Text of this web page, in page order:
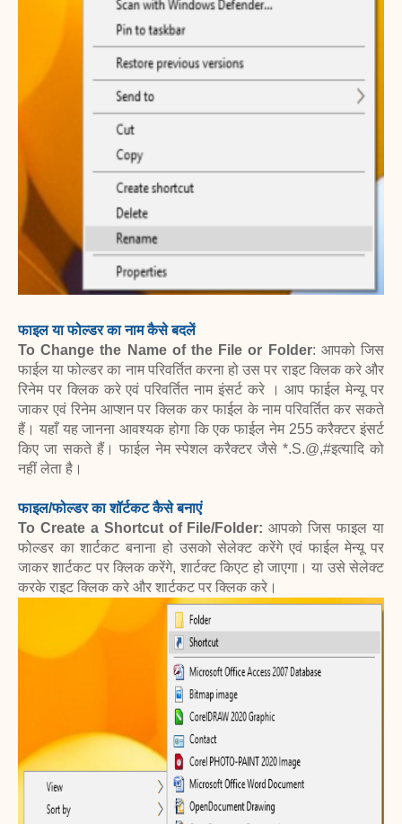
फाइल या फोल्डर का नाम कैसे बदलें
To Change the Name of the File or Folder: आपको जिस
फाईल या फोल्डर का नाम परिवर्तित करना हो उस पर राइट क्लिक करे और
रिनेम पर क्लिक करे एवं परिवर्तित नाम इंसर्ट करे । आप फाईल मेन्यू पर
जाकर एवं रिनेम आप्शन पर क्लिक कर फाईल के नाम परिवर्तित कर सकते
हैं। यहाँ यह जानना आवश्यक होगा कि एक फाईल नेम 255 करैक्टर इंसर्ट
किए जा सकते हैं। फाईल नेम स्पेशल करैक्टर जैसे *.S.@,#इत्यादि को
नहीं लेता है।
फाइल/फोल्डर का शॉर्टकट कैसे बनाएं
To Create a Shortcut of File/Folder: आपको जिस फाइल या
फोल्डर का शार्टकट बनाना हो उसको सेलेक्ट करेंगे एवं फाईल मेन्यू पर
जाकर शार्टकट पर क्लिक करेंगे, शार्टक्ट किएट हो जाएगा। या उसे सेलेक्ट
करके राइट क्लिक करे और शार्टकट पर क्लिक करे।